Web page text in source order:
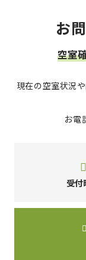
お
空室
現在の空室状況
お電
受付